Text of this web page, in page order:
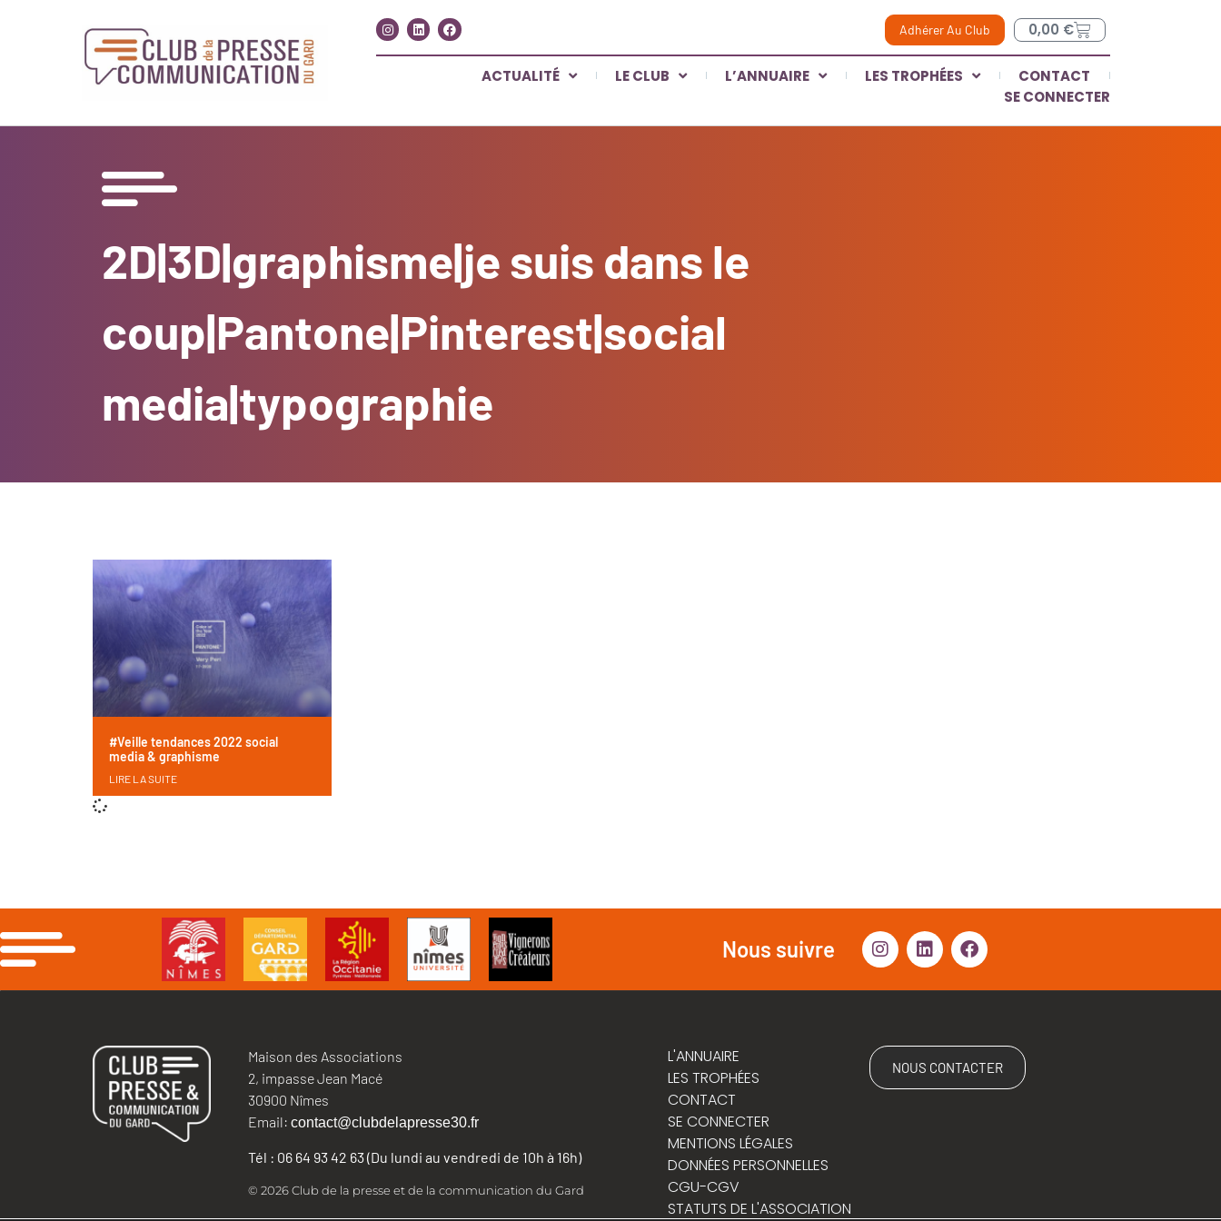
Adhérer Au Club 0,00 €
ACTUALITÉ LE CLUB L’ANNUAIRE LES TROPHÉES
CONTACT
SE CONNECTER
2D|3D|graphisme|je suis dans le
coup|Pantone|Pinterest|social
media|typographie
#Veille tendances 2022 social
media & graphisme
LIRE LA SUITE
Nous suivre
Maison des Associations
2, impasse Jean Macé
30900 Nîmes
Email: contact@clubdelapresse30.fr
Tél : 06 64 93 42 63 (Du lundi au vendredi de 10h à 16h)
© 2026 Club de la presse et de la communication du Gard
L'ANNUAIRE
LES TROPHÉES
CONTACT
SE CONNECTER
MENTIONS LÉGALES
DONNÉES PERSONNELLES
CGU-CGV
STATUTS DE L'ASSOCIATION
NOUS CONTACTER